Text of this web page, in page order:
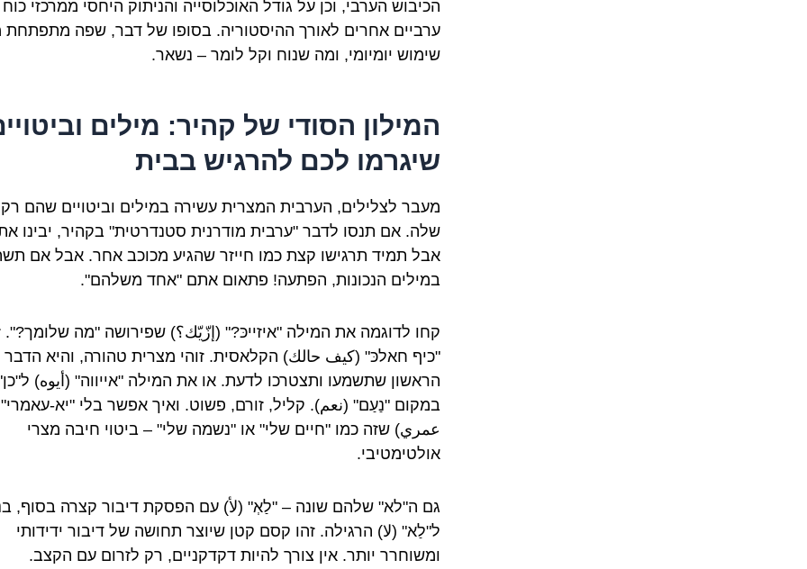
הכיבוש הערבי, וכן על גודל האוכלוסייה והניתוק היחסי ממרכזי כוח
ערביים אחרים לאורך ההיסטוריה. בסופו של דבר, שפה מתפתחת
שימוש יומיומי, ומה שנוח וקל לומר – נשאר.
המילון הסודי של קהיר: מילים
שיגרמו לכם להרגיש בבית
מעבר לצלילים, הערבית המצרית עשירה במילים וביטויים שהם רק
שלה. אם תנסו לדבר "ערבית מודרנית סטנדרטית" בקהיר, יבינו
אבל תמיד תרגישו קצת כמו חייזר שהגיע מכוכב אחר. אבל אם
במילים הנכונות, הפתעה! פתאום אתם "אחד משלהם".
קחו לדוגמה את המילה "איזייכּ?" (إزّيّك؟) שפירושה "מה שלומך?".
"כיף חאלכּ" (كيف حالك) הקלאסית. זוהי מצרית טהורה, והיא הדבר
הראשון שתשמעו ותצטרכו לדעת. או את המילה "אייווה" (أيوه)
במקום "נַעַם" (نعم). קליל, זורם, פשוט. ואיך אפשר בלי "יא-עאמרי"
عمري) שזה כמו "חיים שלי" או "נשמה שלי" – ביטוי חיבה מצרי
אולטימטיבי.
גם ה"לא" שלהם שונה – "לַאְ" (لأ) עם הפסקת דיבור קצרה בסוף,
ל"לַא" (لا) הרגילה. זהו קסם קטן שיוצר תחושה של דיבור ידידותי
ומשוחרר יותר. אין צורך להיות דקדקניים, רק לזרום עם הקצב.